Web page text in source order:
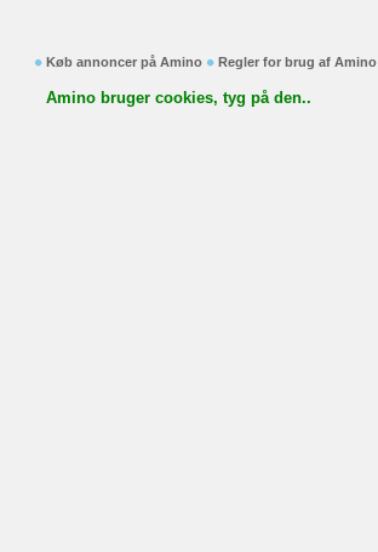
Køb annoncer på Amino Regler for brug af Amino
Amino bruger cookies, tyg på den..